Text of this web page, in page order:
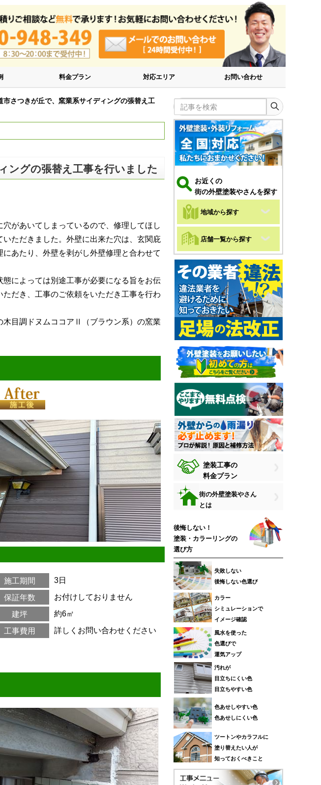
料金プラン 対応エリア お問い合わせ
市さつきが丘で、窯業系サイディングの張替え工
ングの張替え工事を行いました
があいてしまっているので、修理してほし
ただきました。外壁に出来た穴は、玄関庇
あたり、外壁を剥がし外壁修理と合わせて
によっては別途工事が必要になる旨をお伝
だき、工事のご依頼をいただき工事を行わ
目調ドヌムココアⅡ（ブラウン系）の窯業
施工期間 3日
保証年数 お付けしておりません
建坪 約6㎡
工事費用 詳しくお問い合わせください
記事を検索
お近くの
街の外壁塗装やさんを探す
地域から探す
店舗一覧から探す
塗装工事の
料金プラン
街の外壁塗装やさん
とは
後悔しない！
塗装・カラーリングの
選び方
失敗しない
後悔しない色選び
カラー
シミュレーションで
イメージ確認
風水を使った
色選びで
運気アップ
汚れが
目立ちにくい色
目立ちやすい色
色あせしやすい色
色あせしにくい色
ツートンやカラフルに
塗り替えたい人が
知っておくべきこと